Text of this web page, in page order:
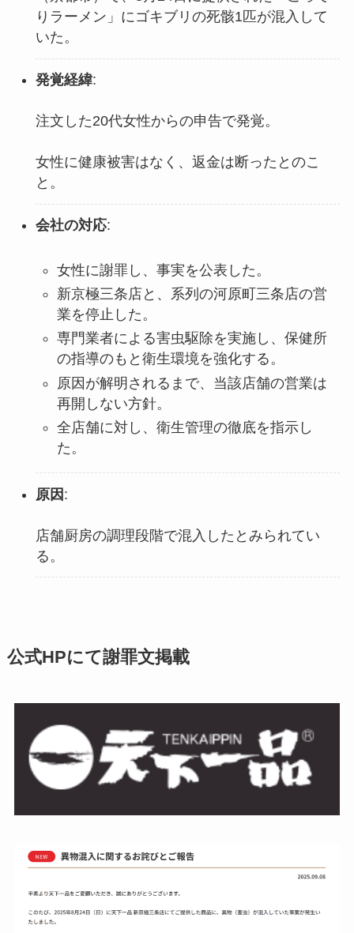
りラーメン」にゴキブリの死骸1匹が混入して
いた。
発覚経緯:
注文した20代女性からの申告で発覚。
女性に健康被害はなく、返金は断ったとのこ
と。
会社の対応:
女性に謝罪し、事実を公表した。
新京極三条店と、系列の河原町三条店の営
業を停止した。
専門業者による害虫駆除を実施し、保健所
の指導のもと衛生環境を強化する。
原因が解明されるまで、当該店舗の営業は
再開しない方針。
全店舗に対し、衛生管理の徹底を指示し
た。
原因 :
店舗厨房の調理段階で混入したとみられてい
る。
公式HPにて謝罪文掲載